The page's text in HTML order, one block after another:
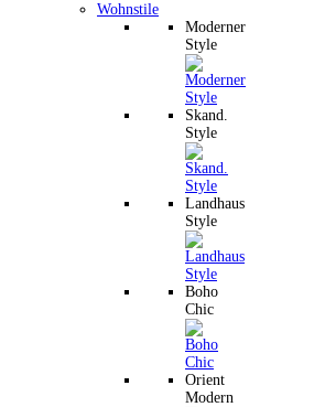
Wohnstile
Moderner
Style
Skand.
Style
Landhaus
Style
Boho
Chic
Orient
Modern